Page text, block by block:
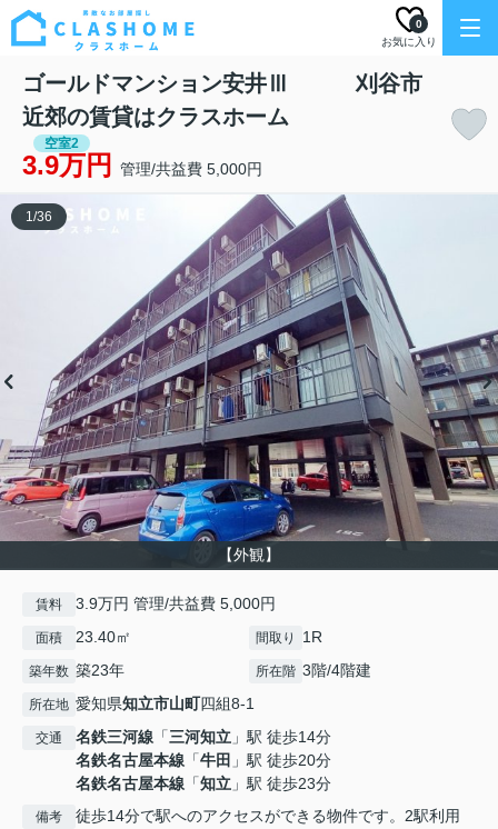
お気に入り
0
ゴールドマンション安井Ⅲ 刈谷市
近郊の賃貸はクラスホーム
空室2
3.9万円 管理/共益費 5,000円
【外観】
1/36
賃料 3.9万円 管理/共益費 5,000円
面積 23.40㎡ 間取り 1R
築年数 築23年 所在階 3階/4階建
所在地 愛知県知立市山町四組8-1
交通 名鉄三河線 「三河知立 」駅 徒歩14分
名鉄名古屋本線 「牛田 」駅 徒歩20分
名鉄名古屋本線 「知立 」駅 徒歩23分
備考
徒歩14分で駅へのアクセスができる物件です。2駅利用